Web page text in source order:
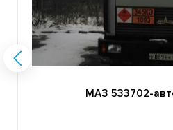
МАЗ 533702-